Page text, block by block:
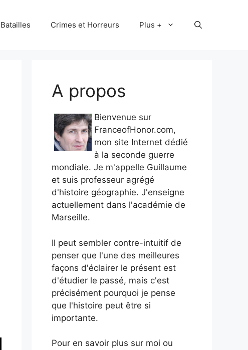
Batailles Crimes et Horreurs Plus +
A propos
Bienvenue sur
FranceofHonor.com,
mon site Internet dédié
à la seconde guerre
mondiale. Je m'appelle Guillaume
et suis professeur agrégé
d'histoire géographie. J'enseigne
actuellement dans l'académie de
Marseille.
Il peut sembler contre-intuitif de
penser que l'une des meilleures
façons d'éclairer le présent est
d'étudier le passé, mais c'est
précisément pourquoi je pense
que l'histoire peut être si
importante.
Pour en savoir plus sur moi ou